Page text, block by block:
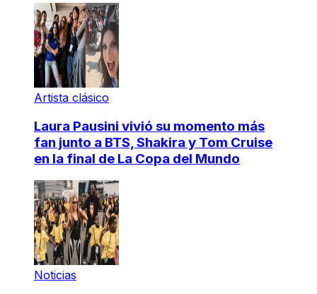
Artista clásico
Laura Pausini vivió su momento más
fan junto a BTS, Shakira y Tom Cruise
en la final de La Copa del Mundo
Noticias